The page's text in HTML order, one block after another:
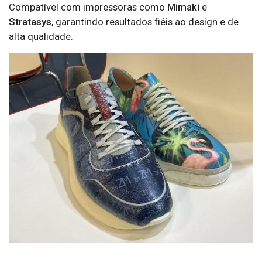
Compatível com impressoras como Mimaki e
Stratasys, garantindo resultados fiéis ao design e de
alta qualidade.